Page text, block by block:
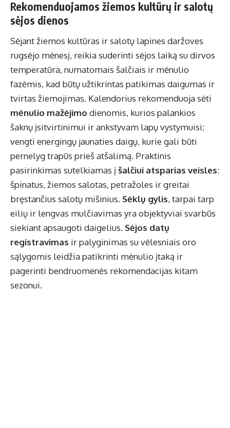
Rekomenduojamos žiemos kultūrų ir salotų
sėjos dienos
Sėjant žiemos kultūras ir salotų lapines daržoves
rugsėjo mėnesį, reikia suderinti sėjos laiką su dirvos
temperatūra, numatomais šalčiais ir mėnulio
fazėmis, kad būtų užtikrintas patikimas daigumas ir
tvirtas žiemojimas. Kalendorius rekomenduoja sėti
mėnulio mažėjimo dienomis, kurios palankios
šaknų įsitvirtinimui ir ankstyvam lapų vystymuisi;
vengti energingų jaunaties daigų, kurie gali būti
pernelyg trapūs prieš atšalimą. Praktinis
pasirinkimas sutelkiamas į šalčiui atsparias veisles:
špinatus, žiemos salotas, petražoles ir greitai
bręstančius salotų mišinius. Sėklų gylis, tarpai tarp
eilių ir lengvas mulčiavimas yra objektyviai svarbūs
siekiant apsaugoti daigelius. Sėjos datų
registravimas ir palyginimas su vėlesniais oro
sąlygomis leidžia patikrinti mėnulio įtaką ir
pagerinti bendruomenės rekomendacijas kitam
sezonui.